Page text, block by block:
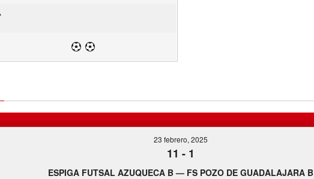
23 febrero, 2025
11 - 1
ESPIGA FUTSAL AZUQUECA B — FS POZO DE GUADALAJARA B